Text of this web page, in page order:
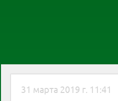
31 марта 2019 г. 11:41